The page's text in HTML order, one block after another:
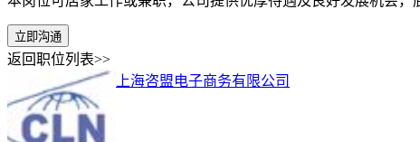
立即沟通
返回职位列表>>
上海咨盟电子商务有限公司